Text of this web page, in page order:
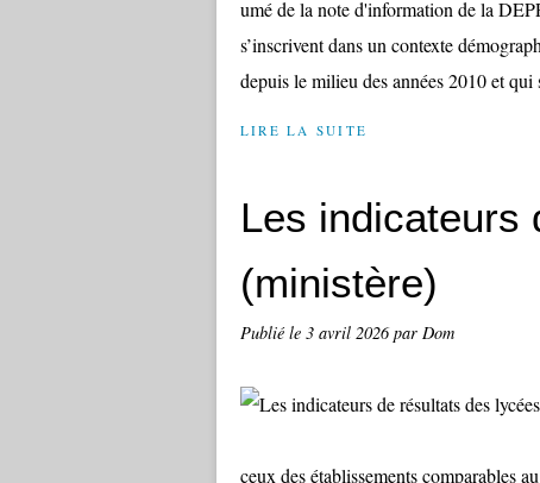
umé de la note d'information de la
s’inscrivent dans un contexte
depuis le milieu des années 2010 et qui
LIRE LA SUITE
Les indicateurs
(ministère)
Publié le 3 avril 2026par Dom
ceux des établissements comparables